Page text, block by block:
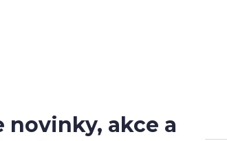
novinky, akce a